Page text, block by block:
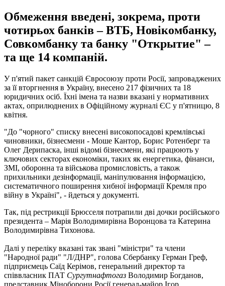
Обмеження введені, зокрема, проти
чотирьох банків – ВТБ, Новікомбанку,
Совкомбанку та банку "Открытие" –
та ще 14 компаній.
У п'ятий пакет санкцій Євросоюзу проти Росії, запроваджених
за її вторгнення в Україну, внесено 217 фізичних та 18
юридичних осіб. Їхні імена та назви вказані у нормативних
актах, оприлюднених в Офіційному журналі ЄС у п'ятницю, 8
квітня.
"До "чорного" списку внесені високопосадові кремлівські
чиновники, бізнесмени - Моше Кантор, Борис Ротенберг та
Олег Дерипаска, інші відомі бізнесмени, які працюють у
ключових секторах економіки, таких як енергетика, фінанси,
ЗМІ, оборонна та військова промисловість, а також
прихильники дезінформації, маніпулювання інформацією,
систематичного поширення хибної інформації Кремля про
війну в Україні", - йдеться у документі.
Так, під рестрикції Брюсселя потрапили дві дочки російського
президента – Марія Володимирівна Воронцова та Катерина
Володимирівна Тихонова.
Далі у переліку вказані так звані "міністри" та члени
"Народної ради" "Л/ДНР", голова Сбербанку Герман Греф,
підприємець Саїд Керімов, генеральний директор та
співвласник ПАТ Сургутнафтогаз Володимир Богданов,
представник Міноборони Росії генерал-майор Ігор